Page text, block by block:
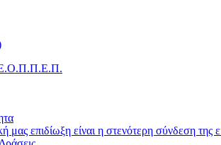
μας επιδίωξη είναι η στενότερη σύνδεση της